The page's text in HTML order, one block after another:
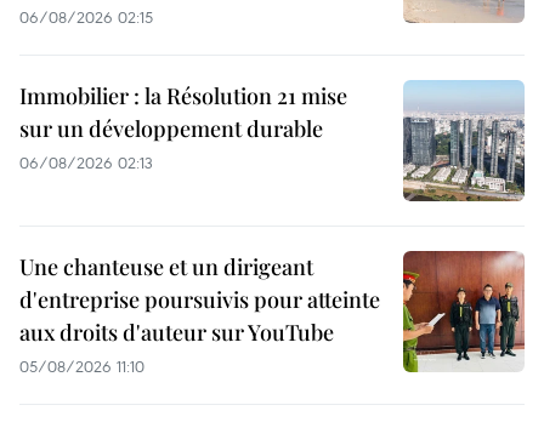
06/08/2026 02:15
Immobilier : la Résolution 21 mise
sur un développement durable
06/08/2026 02:13
Une chanteuse et un dirigeant
d'entreprise poursuivis pour atteinte
aux droits d'auteur sur YouTube
05/08/2026 11:10